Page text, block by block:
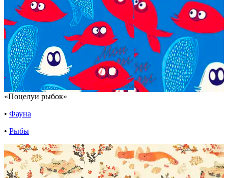
«Поцелуи рыбок»
• Фауна
• Рыбы